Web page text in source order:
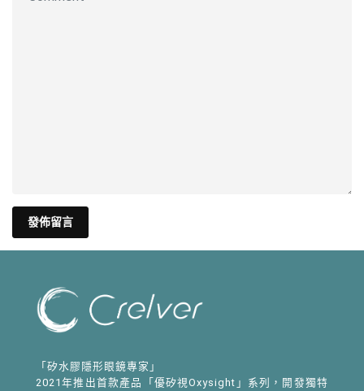
「矽水膠隱形眼鏡專家」
2021年推出首款產品「優矽視Oxysight」系列，開發獨特